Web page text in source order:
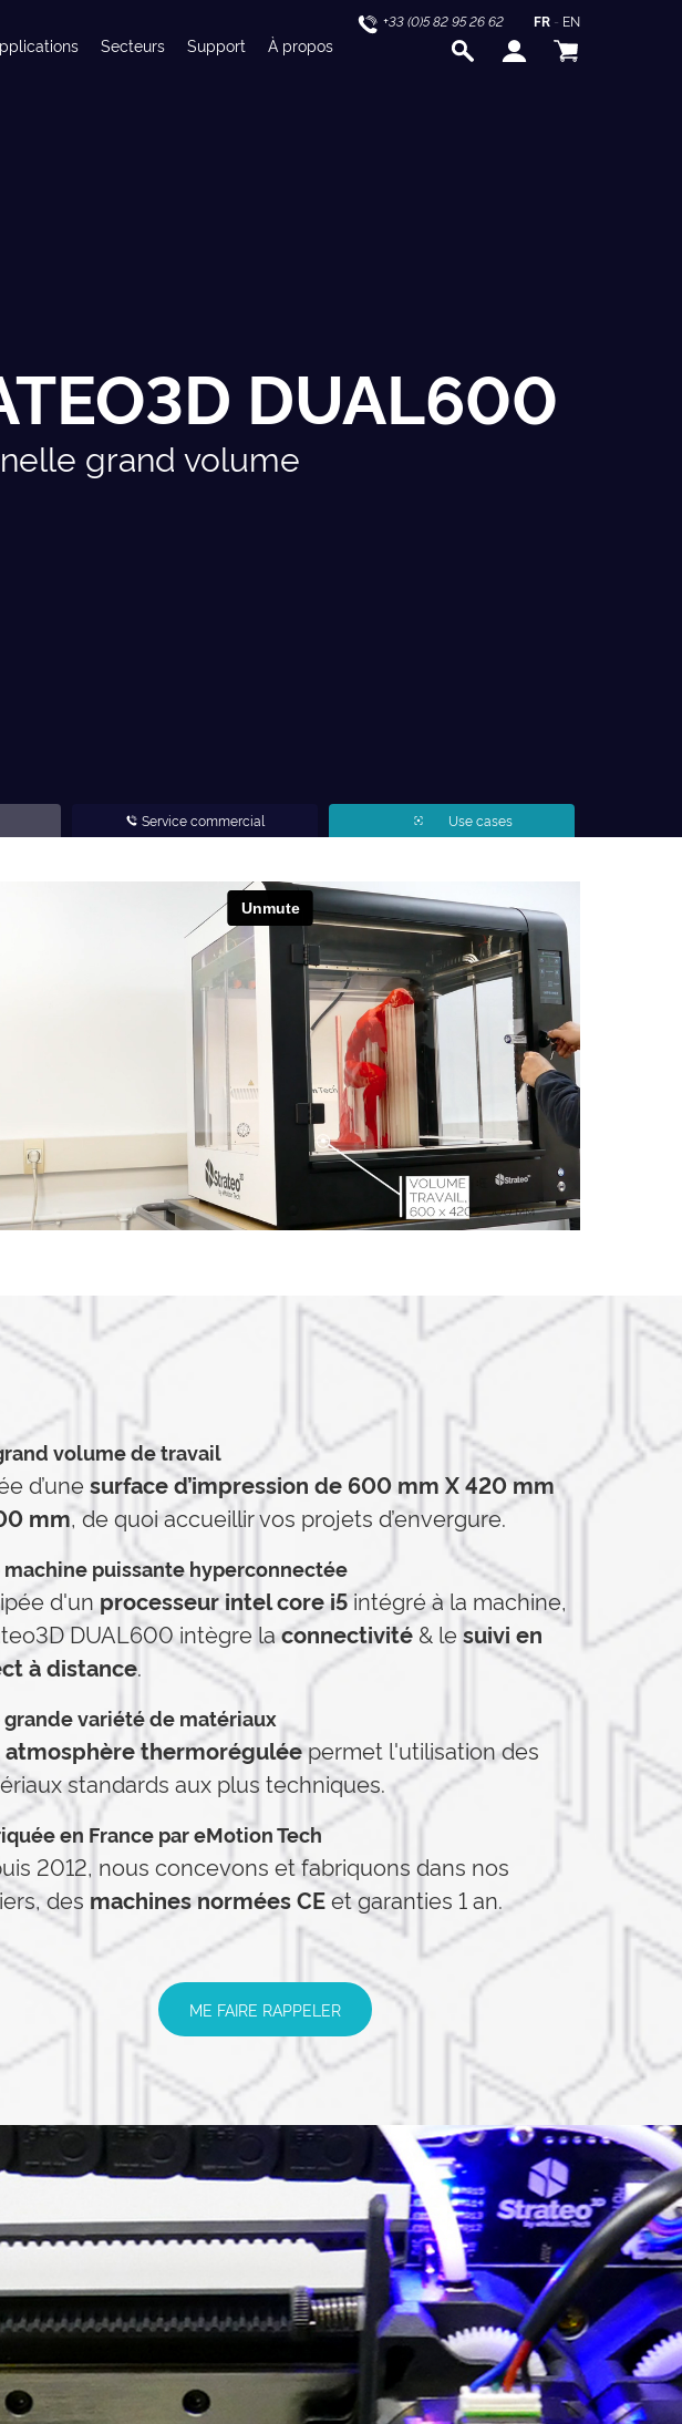
+33 (0)5 82 95 26 62 FR - EN
Secteurs Support À propos
DUAL600
grand volume
Service commercial Use cases
volume de travail
d’une surface d’impression de 600 mm X 420 mm
mm, de quoi accueillir vos projets d’envergure.
machine puissante hyperconnectée
d'un processeur intel core i5intégré à la machine,
DUAL600 intègre laconnectivité& le suivi en
à distance.
grande variété de matériaux
atmosphère thermoréguléepermet l'utilisation des
standards aux plus techniques.
en France par eMotion Tech
2012, nous concevons et fabriquons dans nos
des machines normées CEet garanties 1 an.
ME FAIRE RAPPELER